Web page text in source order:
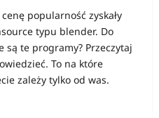
popularność zyskały
typu blender. Do
są te programy? Przeczytaj
To na które
zależy tylko od was.